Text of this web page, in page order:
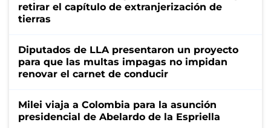
retirar el capítulo de extranjerización de
tierras
Diputados de LLA presentaron un proyecto
para que las multas impagas no impidan
renovar el carnet de conducir
Milei viaja a Colombia para la asunción
presidencial de Abelardo de la Espriella